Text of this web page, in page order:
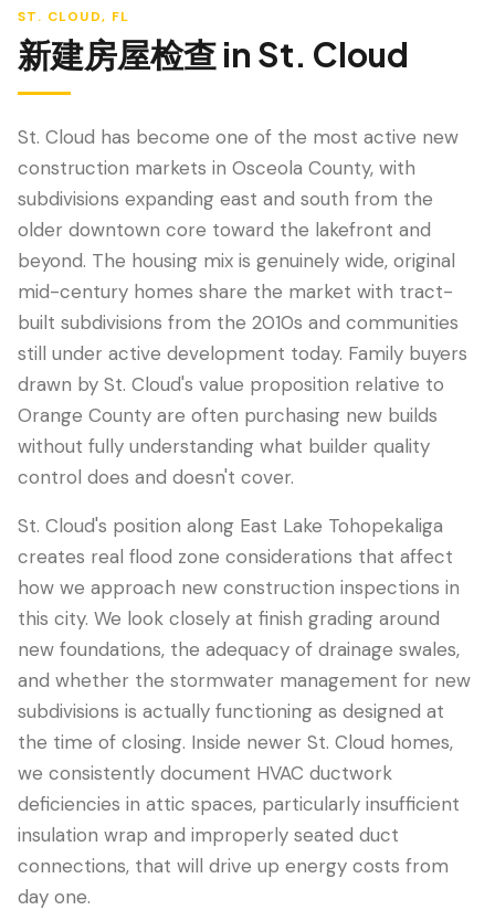
LANGUAGE
English Português Español
407-205-7228
预约检查
ST. CLOUD, FL
新建房屋检查in St. Cloud
St. Cloud has become one of the most active new
construction markets in Osceola County, with
subdivisions expanding east and south from the
older downtown core toward the lakefront and
beyond. The housing mix is genuinely wide, original
mid-century homes share the market with tract-
built subdivisions from the 2010s and communities
still under active development today. Family buyers
drawn by St. Cloud's value proposition relative to
Orange County are often purchasing new builds
without fully understanding what builder quality
control does and doesn't cover.
St. Cloud's position along East Lake Tohopekaliga
creates real flood zone considerations that affect
how we approach new construction inspections in
this city. We look closely at finish grading around
new foundations, the adequacy of drainage swales,
and whether the stormwater management for new
subdivisions is actually functioning as designed at
the time of closing. Inside newer St. Cloud homes,
we consistently document HVAC ductwork
deficiencies in attic spaces, particularly insufficient
insulation wrap and improperly seated duct
connections, that will drive up energy costs from
day one.